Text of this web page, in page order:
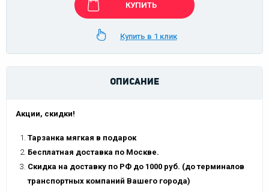
КУПИТЬ
Купить в 1 клик
ОПИСАНИЕ
Акции, скидки!
Тарзанка мягкая в подарок
Бесплатная доставка по Москве.
Скидка на доставку по РФ до 1000 руб. (до терминалов
транспортных компаний Вашего города)